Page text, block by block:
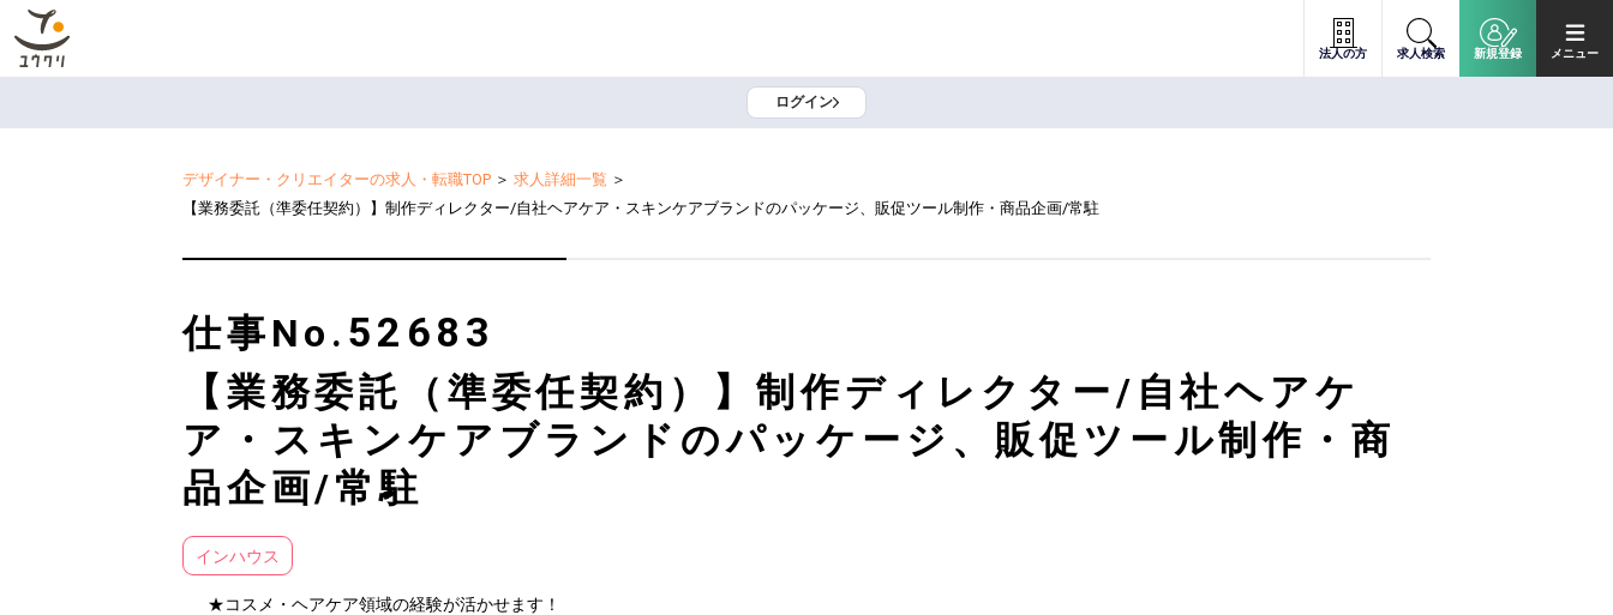
法人の方 求人検索 新規登録 メニュー
ログイン
デザイナー・クリエイターの求人・転職TOP ＞ 求人詳細一覧 ＞
【業務委託（準委任契約）】制作ディレクター/自社ヘアケア・スキンケアブランドのパッケージ、販促ツール制作・商品企画/常駐
仕事No. 52683
【業務委託（準委任契約）】制作ディレクター/自社ヘアケ
ア・スキンケアブランドのパッケージ、販促ツール制作・商
品企画/常駐
インハウス
★コスメ・ヘアケア領域の経験が活かせます！